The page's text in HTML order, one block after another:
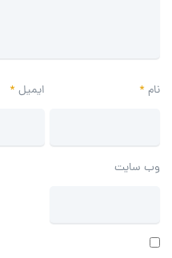
نام* ایمیل*
وب‌ سایت